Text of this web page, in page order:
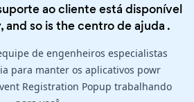
ao cliente está disponível
and so is thecentro de ajuda .
de engenheiros especialistas
para manter os aplicativos powr
Registration Popup trabalhando